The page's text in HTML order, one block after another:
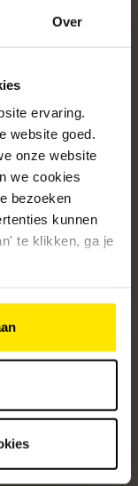
Over
ervaring.
website goed.
onze website
we cookies
bezoeken
kunnen
te klikken, ga je
advies.